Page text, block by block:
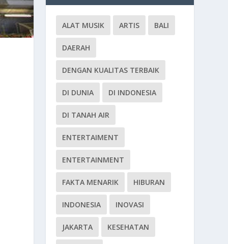
ALAT MUSIK ARTIS BALI
DAERAH
DENGAN KUALITAS TERBAIK
DI DUNIA DI INDONESIA
DI TANAH AIR
ENTERTAIMENT
ENTERTAINMENT
FAKTA MENARIK HIBURAN
INDONESIA INOVASI
JAKARTA KESEHATAN